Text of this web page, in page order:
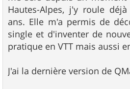
Hautes-Alpes, j'y roule
ans. Elle m'a permis de
single et d'inventer de
pratique en VTT mais aussi
J'ai la dernière version de